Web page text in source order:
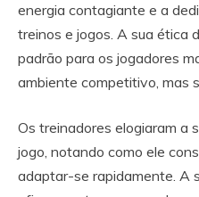
energia contagiante e a
treinos e jogos. A sua ética
padrão para os jogadores
ambiente competitivo, mas
Os treinadores elogiaram a
jogo, notando como ele
adaptar-se rapidamente. A